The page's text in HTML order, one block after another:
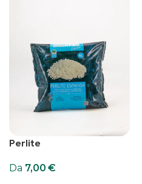
Perlite
Da 7,00 €